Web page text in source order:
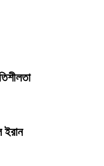
ইরান